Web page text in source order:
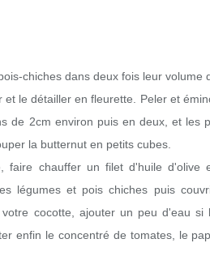
chiches dans deux fois leur volume
et le détailler en fleurette. Peler et
de 2cm environ puis en deux, et les
la butternut en petits cubes.
, faire chauffer un filet d'huile d'olive
légumes et pois chiches puis
cocotte, ajouter un peu d'eau
enfin le concentré de tomates, le